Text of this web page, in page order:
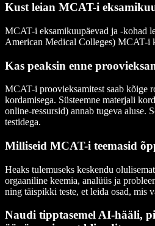
Kust leian MCAT-i
MCAT-i eksamikuupäevad ja -kohad
American Medical Colleges) MCAT-i
Kas peaksin enne
MCAT-i proovieksamitest saab kõige
kordamisega. Süsteemne materjali
online-ressursid) annab tugeva aluse.
testidega.
Milliseid MCAT-i teemasid
Heaks tulemuseks keskendu
orgaaniline keemia, analüüs ja
ning täispikki teste, et leida osad, mis
Naudi tipptasemel AI-hääli,